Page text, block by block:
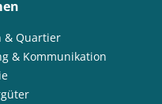
& Quartier
& Kommunikation